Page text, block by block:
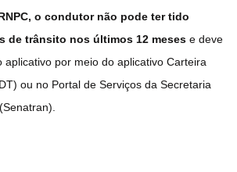
o condutor não pode ter tido
de trânsito nos últimos 12 meses e deve
aplicativo por meio do aplicativo Carteira
ou no Portal de Serviços da Secretaria